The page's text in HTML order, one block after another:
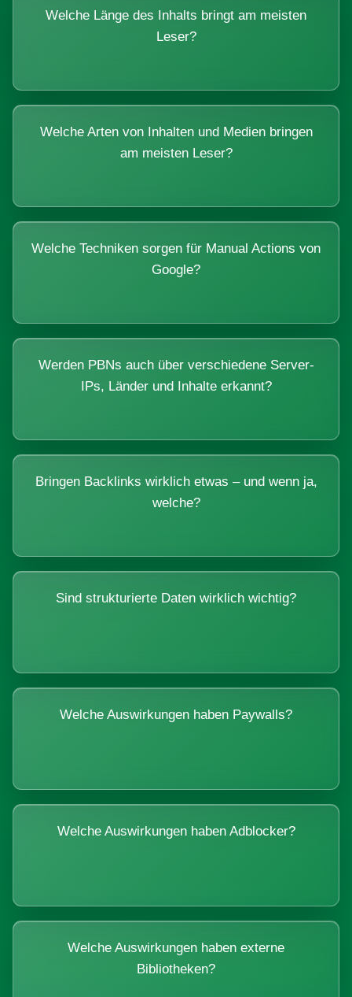
Welche Länge des Inhalts bringt am meisten
Leser?
Welche Arten von Inhalten und Medien bringen
am meisten Leser?
Welche Techniken sorgen für Manual Actions von
Google?
Werden PBNs auch über verschiedene Server-
IPs, Länder und Inhalte erkannt?
Bringen Backlinks wirklich etwas – und wenn ja,
welche?
Sind strukturierte Daten wirklich wichtig?
Welche Auswirkungen haben Paywalls?
Welche Auswirkungen haben Adblocker?
Welche Auswirkungen haben externe
Bibliotheken?